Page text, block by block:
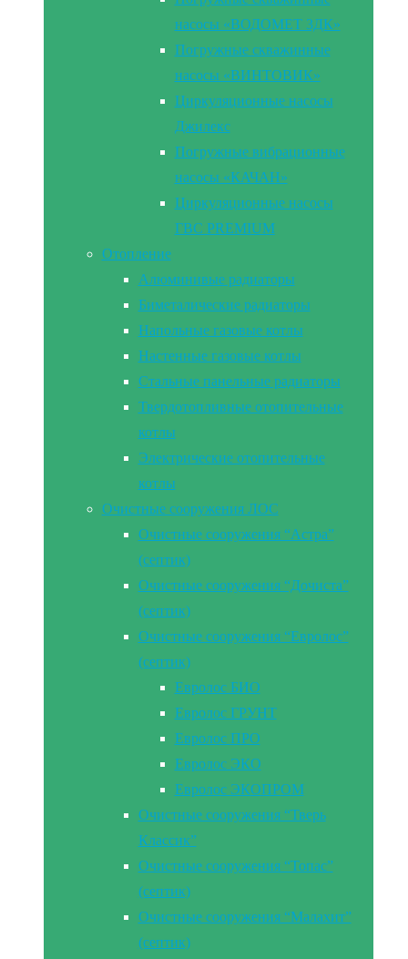
насосы «ВОДОМЕТ 3ДК»
Погружные скважинные
насосы «ВИНТОВИК»
Циркуляционные насосы
Джилекс
Погружные вибрационные
насосы «КАЧАН»
Циркуляционные насосы
ГВС PREMIUM
Отопление
Алюминивые радиаторы
Биметалические радиаторы
Напольные газовые котлы
Настенные газовые котлы
Стальные панельные радиаторы
Твердотопливные отопительные
котлы
Электрические отопительные
котлы
Очистные сооружения ЛОС
Очистные сооружения “Астра”
(септик)
Очистные сооружения “Дочиста”
(септик)
Очистные сооружения “Евролос”
(септик)
Евролос БИО
Евролос ГРУНТ
Евролос ПРО
Евролос ЭКО
Евролос ЭКОПРОМ
Очистные сооружения “Тверь
Классик”
Очистные сооружения “Топас”
(септик)
Очистные сооружения “Малахит”
(септик)